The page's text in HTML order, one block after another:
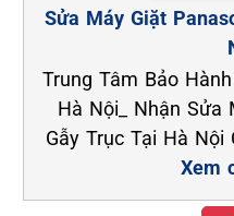
Sửa Máy Giặt
Trung Tâm Bảo
Hà Nội_ Nhận Sửa
Gẫy Trục Tại Hà Nội
Xem